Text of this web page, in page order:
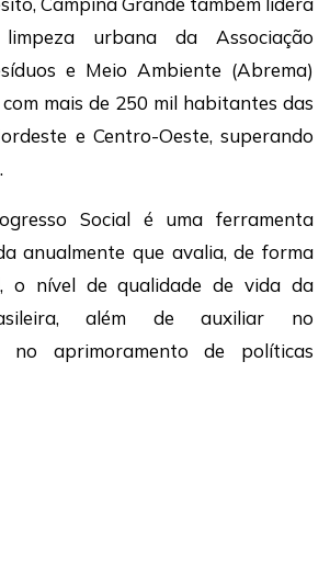
urbana da Associação
e Meio Ambiente (Abrema)
mais de 250 mil habitantes das
e Centro-Oeste, superando
Social é uma ferramenta
anualmente que avalia, de forma
o nível de qualidade de vida da
além de auxiliar no
no aprimoramento de políticas